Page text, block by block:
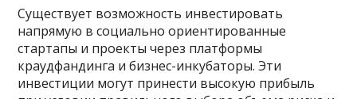
Существует возможность инвестировать
напрямую в социально ориентированные
стартапы и проекты через платформы
краудфандинга и бизнес-инкубаторы. Эти
инвестиции могут принести высокую прибыль